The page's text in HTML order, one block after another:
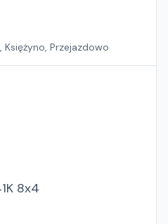
Księżyno, Przejazdowo
8x4